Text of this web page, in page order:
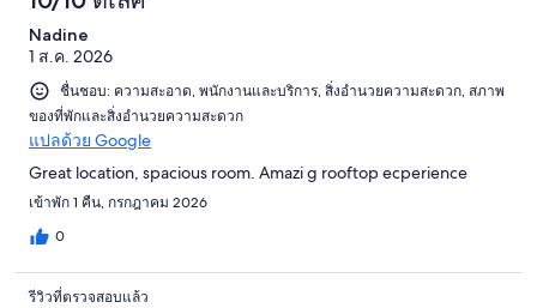
Nadine
1 ส.ค. 2026
ชื่นชอบ: ความสะอาด, พนักงานและบริการ, สิ่งอำนวยความสะดวก, สภาพ
ของที่พักและสิ่งอำนวยความสะดวก
แปลด้วย Google
Great location, spacious room. Amazi g rooftop ecperience
เข้าพัก 1 คืน, กรกฎาคม 2026
0
รีวิวที่ตรวจสอบแล้ว